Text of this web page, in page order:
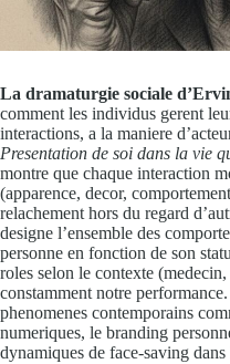
La dramaturgie sociale
comment les individus gerent
interactions, a la maniere
Presentation de soi dans la vie
montre que chaque interaction
(apparence, decor,
relachement hors du regard
designe l’ensemble des
personne en fonction de son
roles selon le contexte
constamment notre
phenomenes contemporains
numeriques, le branding
dynamiques de face-saving